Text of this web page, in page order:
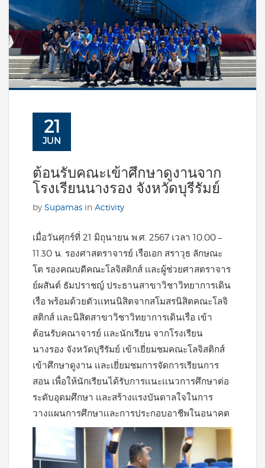
21
JUN
ต้อนรับคณะเข้าศึกษาดูงานจาก
โรงเรียนนางรอง จังหวัดบุรีรัมย์
by Supamas in Activity
เมื่อวันศุกร์ที่ 21 มิถุนายน พ.ศ. 2567 เวลา 10.00 –
11.30 น. รองศาสตราจารย์ เรือเอก สราวุธ ลักษณะ
โต รองคณบดีคณะโลจิสติกส์ เเละผู้ช่วยศาสตราจาร
ย์ผสันต์ ธัมปราชญ์ ประธานสาขาวิชาวิทยาการเดิน
เรือ พร้อมด้วยตัวเเทนนิสิตจากสโมสรนิสิตคณะโลจิ
สติกส์ เเละนิสิตสาขาวิชาวิทยาการเดินเรือ เข้า
ต้อนรับคณาจารย์ เเละนักเรียน จากโรงเรียน
นางรอง จังหวัดบุรีรัมย์ เข้าเยี่ยมชมคณะโลจิสติกส์
เข้าศึกษาดูงาน เเละเยี่ยมชมการจัดการเรียนการ
สอน เพื่อให้นักเรียนได้รับการเเนะเเนวการศึกษาต่อ
ระดับอุดมศึกษา เเละสร้างเเรงบันดาลใจในการ
วางแผนการศึกษาเเละการประกอบอาชีพในอนาคต